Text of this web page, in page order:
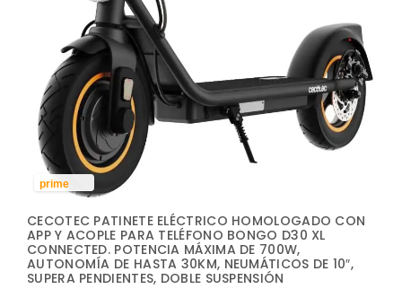
prime
CECOTEC PATINETE ELÉCTRICO HOMOLOGADO CON
APP Y ACOPLE PARA TELÉFONO BONGO D30 XL
CONNECTED. POTENCIA MÁXIMA DE 700W,
AUTONOMÍA DE HASTA 30KM, NEUMÁTICOS DE 10″,
SUPERA PENDIENTES, DOBLE SUSPENSIÓN